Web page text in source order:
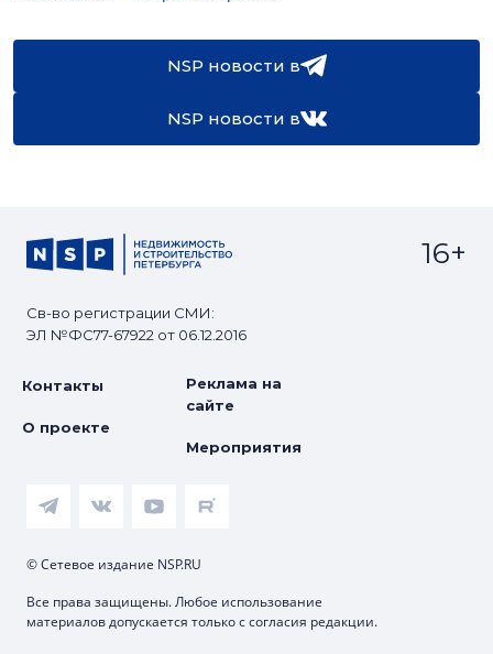
NSP новости в
NSP новости в
Св-во регистрации СМИ:
ЭЛ №ФС77-67922 от 06.12.2016
16+
Контакты
О проекте
Реклама на
сайте
Мероприятия
© Сетевое издание NSP.RU
Все права защищены. Любое использование
материалов допускается только с согласия редакции.